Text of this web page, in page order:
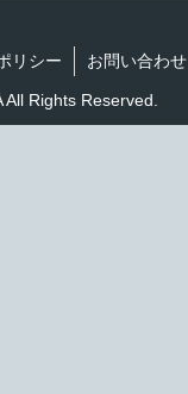
リシー お問い合わせ
Rights Reserved.